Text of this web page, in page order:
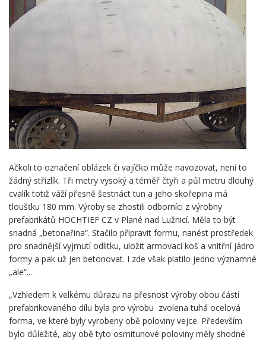
Ačkoli to označení oblázek či vajíčko může navozovat, není to
žádný střízlík. Tři metry vysoký a téměř čtyři a půl metru dlouhý
cvalík totiž váží přesně šestnáct tun a jeho skořepina má
tloušťku 180 mm. Výroby se zhostili odborníci z výrobny
prefabrikátů HOCHTIEF CZ v Plané nad Lužnicí. Měla to být
snadná „betonařina“. Stačilo připravit formu, nanést prostředek
pro snadnější vyjmutí odlitku, uložit armovací koš a vnitřní jádro
formy a pak už jen betonovat. I zde však platilo jedno významné
„ale“...
„Vzhledem k velkému důrazu na přesnost výroby obou částí
prefabrikovaného dílu byla pro výrobu zvolena tuhá ocelová
forma, ve které byly vyrobeny obě poloviny vejce. Především
bylo důležité, aby obě tyto osmitunové poloviny měly shodné